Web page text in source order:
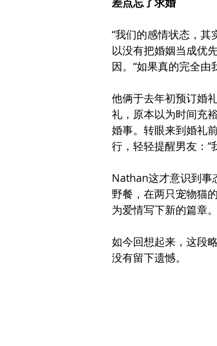
“我们的感情状态，
以没有把婚姻当成优
因。“如果真的完全
他俩于去年初预订婚
礼，原本以为时间充
婚事。转眼来到婚礼
行，轻轻提醒男友：“
Nathan这才意识到事
野餐，在两只宠物猫
为爱情写下新的篇章。
如今回想起来，这段
没有留下遗憾。